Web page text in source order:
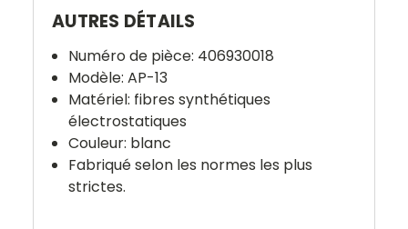
AUTRES DÉTAILS
Numéro de pièce: 406930018
Modèle: AP-13
Matériel: fibres synthétiques
électrostatiques
Couleur: blanc
Fabriqué selon les normes les plus
strictes.